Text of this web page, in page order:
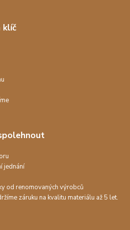
klíč
jednání
od renomovaných výrobců
záruku na kvalitu materiálu až 5 let.